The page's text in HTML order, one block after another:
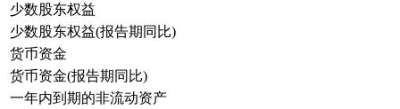
少数股东权益
少数股东权益(报告期同比)
货币资金
货币资金(报告期同比)
一年内到期的非流动资产